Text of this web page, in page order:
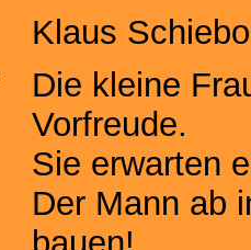
Klaus
Die kleine
Vorfreude.
Sie erwarten
Der Mann ab